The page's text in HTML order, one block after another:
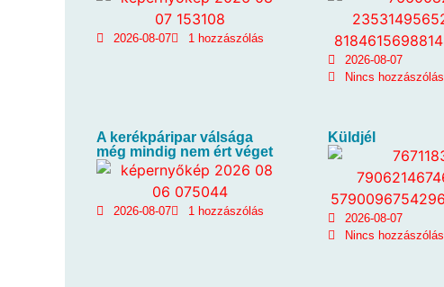
2026-08-07 1 hozzászólás
2026-08-07
Nincs hozzászólás
A kerékpáripar válsága
még mindig nem ért véget
2026-08-07 1 hozzászólás
Küldjél
2026-08-07
Nincs hozzászólás